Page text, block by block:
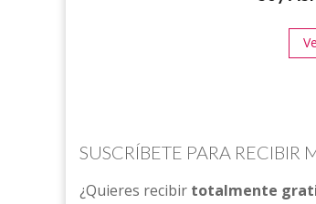
SUSCRÍBETE PARA RECIBIR
¿Quieres recibir totalmente